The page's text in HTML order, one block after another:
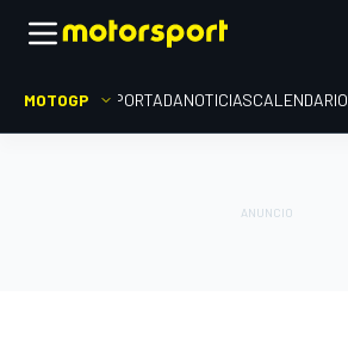
MOTOGP PORTADANOTICIASCALENDARIO